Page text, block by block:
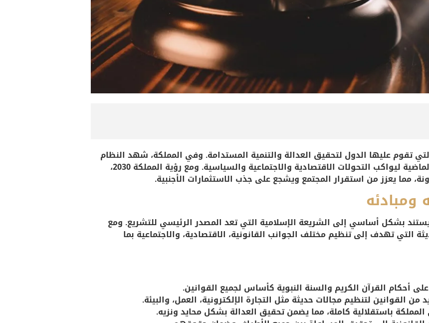
التي تقوم عليها الدول لتحقيق العدالة والتنمية المستدامة. وفي المملكة، شهد النظام
القانوني تطورًا ملحوظًا خلال السنوات الماضية ليواكب التحولات الاقتصادية والاجتماعية والسياسية. ومع رؤية المملكة 2030،
مما يعزز من استقرار المجتمع ويشجع على جذب الاستثمارات الأجنبية.
ومبادئه
يستند بشكل أساسي إلى الشريعة الإسلامية التي تعد المصدر الرئيسي للتشريع. ومع
التي تهدف إلى تنظيم مختلف الجوانب القانونية، الاقتصادية، والاجتماعية بما
أحكام القرآن الكريم والسنة النبوية كأساس لجميع القوانين.
من القوانين لتنظيم مجالات حديثة مثل التجارة الإلكترونية، العمل، والبيئة.
باستقلالية كاملة، مما يضمن تحقيق العدالة بشكل محايد ونزيه.